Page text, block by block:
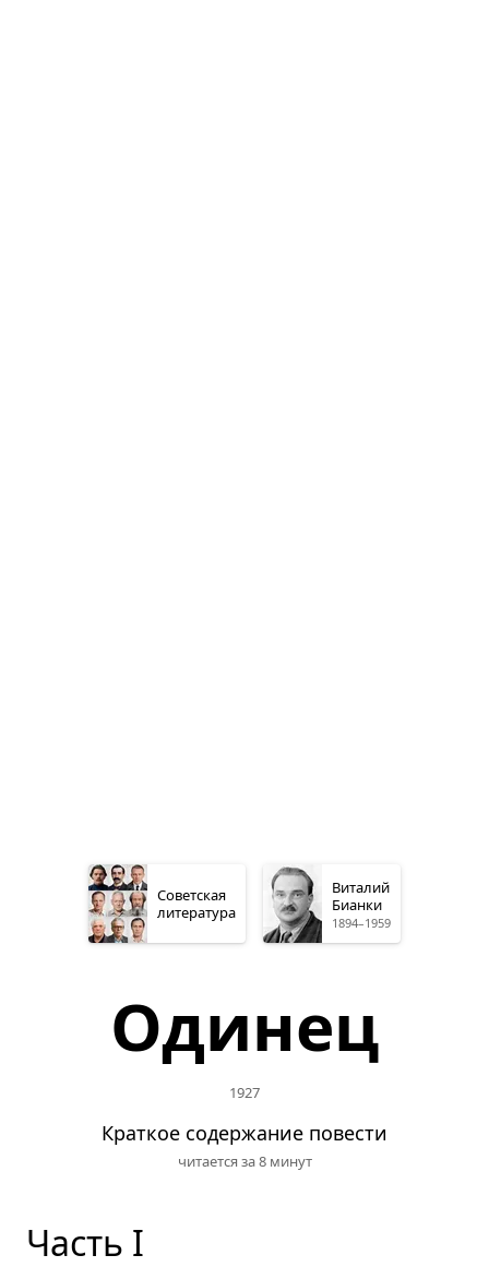
Советская
литература
Виталий
Бианки
1894–1959
Одинец
1927
Краткое содержание повести
читается за 8 минут
Часть I